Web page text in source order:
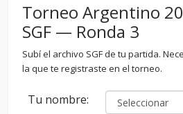
Torneo Argentino
SGF — Ronda 3
Subí el archivo SGF de tu partida.
la que te registraste en el torneo.
Tu nombre: